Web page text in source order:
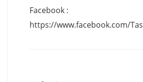
Facebook :
https://www.facebook.com/